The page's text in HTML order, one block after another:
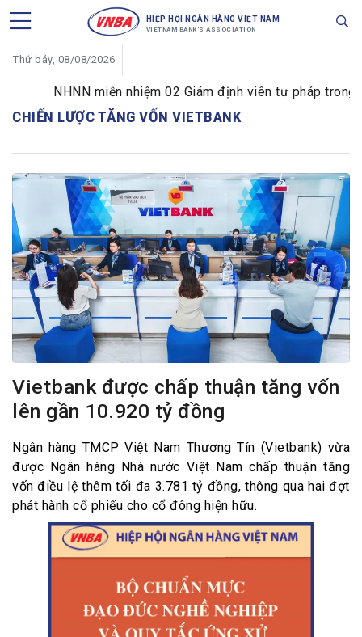
HIỆP HỘI NGÂN HÀNG VIỆT NAM
VIETNAM BANK'S ASSOCIATION
Thứ bảy, 08/08/2026
NHNN miễn nhiệm 02 Giám định viên tư pháp trong
CHIẾN LƯỢC TĂNG VỐN VIETBANK
Vietbank được chấp thuận tăng vốn
lên gần 10.920 tỷ đồng
Ngân hàng TMCP Việt Nam Thương Tín (Vietbank) vừa
được Ngân hàng Nhà nước Việt Nam chấp thuận tăng
vốn điều lệ thêm tối đa 3.781 tỷ đồng, thông qua hai đợt
phát hành cổ phiếu cho cổ đông hiện hữu.